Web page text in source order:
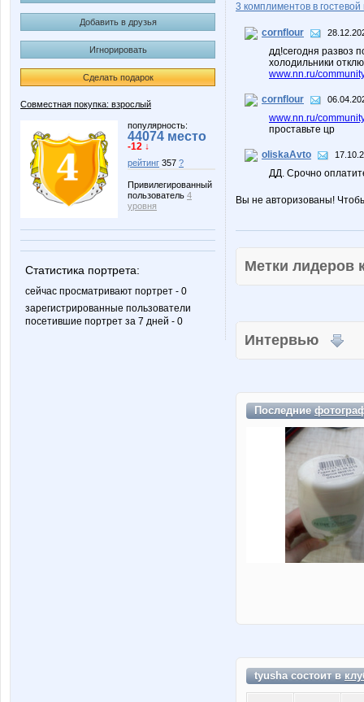
Добавить в друзья
Игнорировать
Сделать подарок
Совместная покупка: взрослый
популярность:
44074 место
-12 ↓
рейтинг 357 ?
Привилегированный
пользователь 4
уровня
Статистика портрета:
сейчас просматривают портрет - 0
зарегистрированные пользователи
посетившие портрет за 7 дней - 0
3 комплиментов в гостевой
cornflour
дд!сегодня развоз
холодильники
www.nn.ru/
cornflour
www.nn.ru/
проставьте цр
oliskaAvto
ДД. Срочно
Вы не авторизованы!
Метки
Интервью
Последние
tyusha состоит в